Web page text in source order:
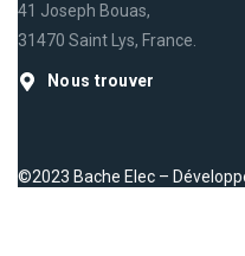
41 Joseph Bouas,
31470 Saint Lys, France.
Nous trouver
©2023 Bache Elec –